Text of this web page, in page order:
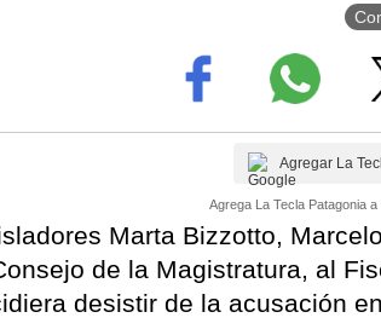
Agregar La
Agrega La Tecla Patagonia
Marta Bizzotto,
de la Magistratura, al
desistir de la acusación